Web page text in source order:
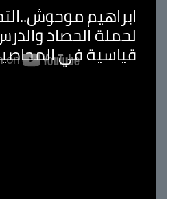
ابراهيم
لحملة الحصاد
قياسية في المحاصيل